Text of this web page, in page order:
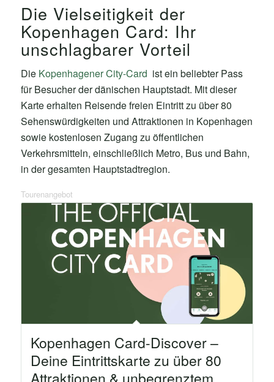
Die Vielseitigkeit der
Kopenhagen Card: Ihr
unschlagbarer Vorteil
Die Kopenhagener City-Card ist ein beliebter Pass
für Besucher der dänischen Hauptstadt. Mit dieser
Karte erhalten Reisende freien Eintritt zu über 80
Sehenswürdigkeiten und Attraktionen in Kopenhagen
sowie kostenlosen Zugang zu öffentlichen
Verkehrsmitteln, einschließlich Metro, Bus und Bahn,
in der gesamten Hauptstadtregion.
Kopenhagen Card-Discover –
Deine Eintrittskarte zu über 80